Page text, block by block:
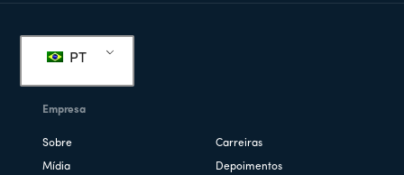
PT
Empresa
Sobre Carreiras
Mídia Depoimentos